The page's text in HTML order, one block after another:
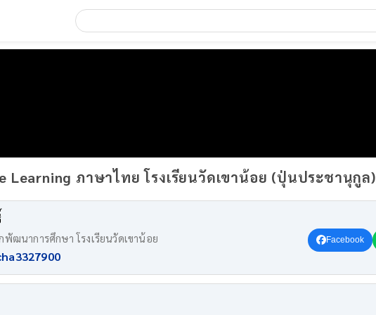
Learning ภาษาไทย โรงเรียนวัดเขาน้อย (ปุ่นประชานุกูล)
ฒนาการศึกษา โรงเรียนวัดเขาน้อย Facebook